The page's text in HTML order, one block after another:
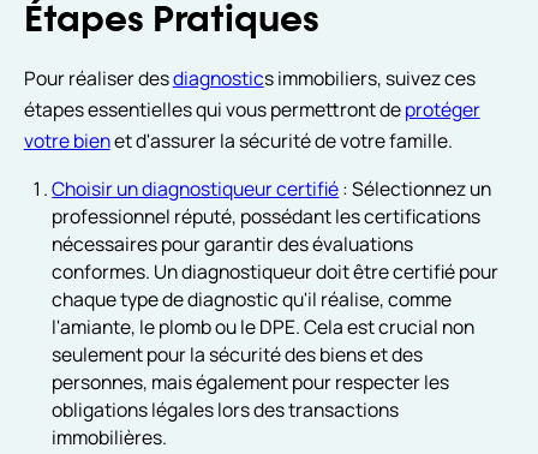
Étapes Pratiques
Pour réaliser desdiagnostics immobiliers, suivez ces
étapes essentielles qui vous permettront deprotéger
votre bienet d'assurer la sécurité de votre famille.
Choisir un diagnostiqueur certifié: Sélectionnez un
professionnel réputé, possédant les certifications
nécessaires pour garantir des évaluations
conformes. Un diagnostiqueur doit être certifié pour
chaque type de diagnostic qu'il réalise, comme
l'amiante, le plomb ou le DPE. Cela est crucial non
seulement pour la sécurité des biens et des
personnes, mais également pour respecter les
obligations légales lors des transactions
immobilières.